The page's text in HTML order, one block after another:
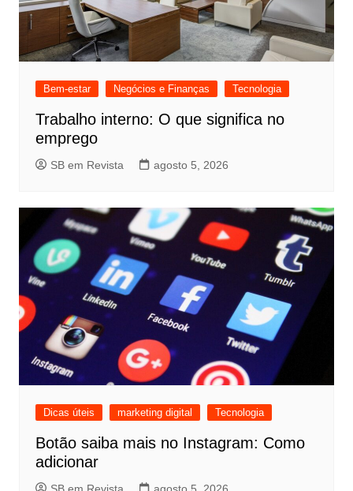
Bem-estar Negócios e Finanças Tecnologia
Trabalho interno: O que significa no
emprego
SB em Revista agosto 5, 2026
Dicas úteis marketing digital Tecnologia
Botão saiba mais no Instagram: Como
adicionar